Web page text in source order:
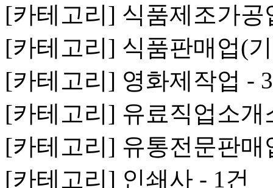
[카테고리] 식품제조가공
[카테고리] 식품판매업(
[카테고리] 영화제작업 -
[카테고리] 유료직업소개
[카테고리] 유통전문판매
[카테고리] 인쇄사 - 1건